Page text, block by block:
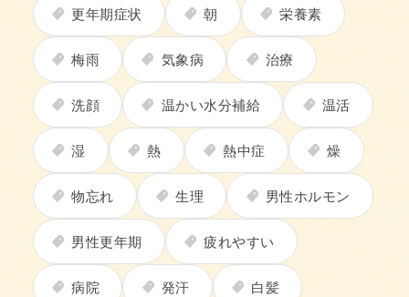
更年期症状 朝 栄養素
梅雨 気象病 治療
洗顔 温かい水分補給 温活
湿 熱 熱中症 燥
物忘れ 生理 男性ホルモン
男性更年期 疲れやすい
病院 発汗 白髪